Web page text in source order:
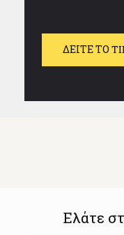
ΔΕΊΤΕ ΤΟ
Ελάτε